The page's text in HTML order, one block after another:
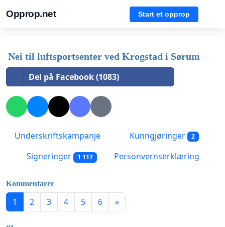
Opprop.net Start et opprop
Nei til luftsportsenter ved Krogstad i Sørum
Del på Facebook (1083)
Underskriftskampanje Kunngjøringer 2
Signeringer 1 117 Personvernserklæring
Kommentarer
1 2 3 4 5 6 »